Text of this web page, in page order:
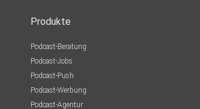
Produkte
Podcast-Beratung
Podcast-Jobs
Podcast-Push
Podcast-Werbung
Podcast-Agentur